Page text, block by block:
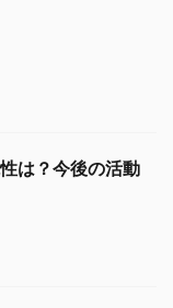
は？今後の活動